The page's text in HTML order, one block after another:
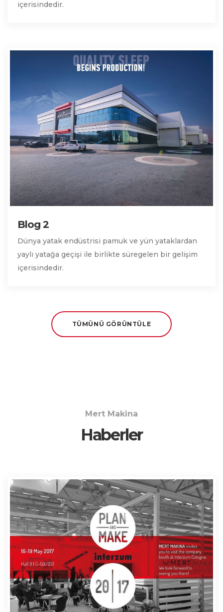
içerisindedir.
Blog 2
Dünya yatak endüstrisi pamuk ve yün yataklardan
yaylı yatağa geçişi ile birlikte süregelen bir gelişim
içerisindedir.
TÜMÜNÜ GÖRÜNTÜLE
Mert Makina
Haberler